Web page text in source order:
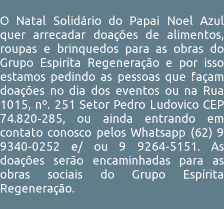
O Natal Solidário do Papai Noel Azul
quer arrecadar doações de alimentos,
roupas e brinquedos para as obras do
Grupo Espiríta Regeneração e por isso
estamos pedindo as pessoas que façam
doações no dia dos eventos ou na Rua
1015, nº. 251 Setor Pedro Ludovico CEP
74.820-285, ou ainda entrando em
contato conosco pelos Whatsapp (62) 9
9340-0252 e/ ou 9 9264-5151. As
doações serão encaminhadas para as
obras sociais do Grupo Espírita
Regeneração.